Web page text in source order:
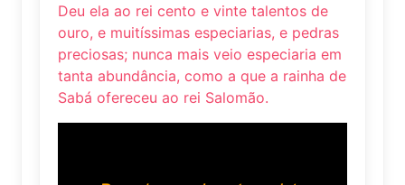
Deu ela ao rei cento e vinte talentos de
ouro, e muitíssimas especiarias, e pedras
preciosas; nunca mais veio especiaria em
tanta abundância, como a que a rainha de
Sabá ofereceu ao rei Salomão.